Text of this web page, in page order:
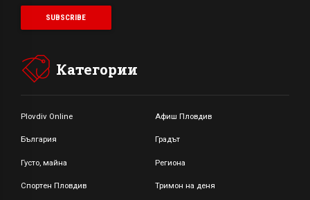
Категории
Plovdiv Online Афиш Пловдив
България Градът
Густо, майна Региона
Спортен Пловдив Тримон на деня